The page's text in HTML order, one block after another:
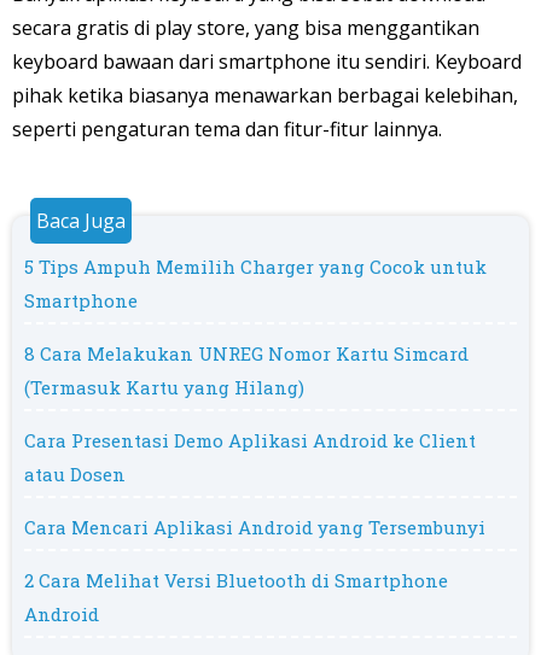
secara gratis di play store, yang bisa menggantikan
keyboard bawaan dari smartphone itu sendiri. Keyboard
pihak ketika biasanya menawarkan berbagai kelebihan,
seperti pengaturan tema dan fitur-fitur lainnya.
5 Tips Ampuh Memilih Charger yang Cocok untuk
Smartphone
8 Cara Melakukan UNREG Nomor Kartu Simcard
(Termasuk Kartu yang Hilang)
Cara Presentasi Demo Aplikasi Android ke Client
atau Dosen
Cara Mencari Aplikasi Android yang Tersembunyi
2 Cara Melihat Versi Bluetooth di Smartphone
Android